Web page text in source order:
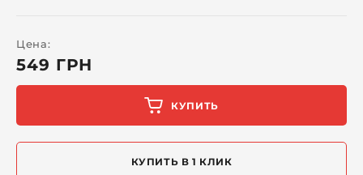
Цена:
549 ГРН
КУПИТЬ
КУПИТЬ В 1 КЛИК